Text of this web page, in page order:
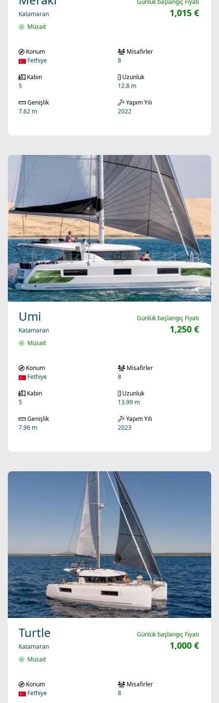
Katamaran
Müsait
Günlük başlangıç Fiyatı
1,015 €
Konum
Fethiye
Misafirler
8
Kabin
5
Uzunluk
12.8 m
Genişlik
7.62 m
Yapım Yılı
2022
Umi
Katamaran
Müsait
Günlük başlangıç Fiyatı
1,250 €
Konum
Fethiye
Misafirler
8
Kabin
5
Uzunluk
13.99 m
Genişlik
7.96 m
Yapım Yılı
2023
Turtle
Katamaran
Müsait
Günlük başlangıç Fiyatı
1,000 €
Konum
Fethiye
Misafirler
8